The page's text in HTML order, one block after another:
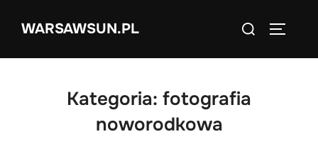
WARSAWSUN.PL
Search
Kategoria: fotografia
noworodkowa